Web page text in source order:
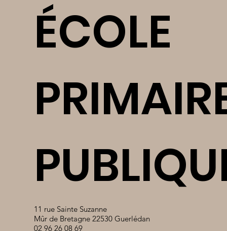
ÉCOLE
11 rue Sainte Suzanne
Mûr de Bretagne 22530 Guerlédan
02 96 26 08 69